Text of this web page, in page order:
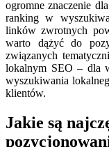
ogromne znaczenie
ranking w
linków zwrotnych
warto dążyć do
związanych
lokalnym SEO – dla
wyszukiwania
klientów.
Jakie są